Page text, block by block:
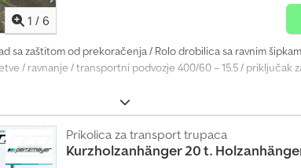
1 / 6
sa zaštitom od prekoračenja / Rolo drobilica sa ravnim
/ ravnanje / transportni podvozje 400/60 – 15.5 / priključak
Prikolica za transport trupaca
Kurzholzanhänger 20 t.